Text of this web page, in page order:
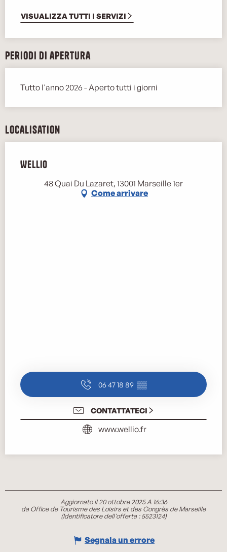
VISUALIZZA TUTTI I SERVIZI
Periodi di apertura
Tutto l'anno 2026 - Aperto tutti i giorni
Localisation
Wellio
48 Quai Du Lazaret, 13001 Marseille 1er
Come arrivare
06 47 18 89 ▒▒
CONTATTATECI
www.wellio.fr
Aggiornato il 20 ottobre 2025 A 16:36
da Office de Tourisme des Loisirs et des Congrès de Marseille
(Identificatore dell'offerta :5523124)
Segnala un errore